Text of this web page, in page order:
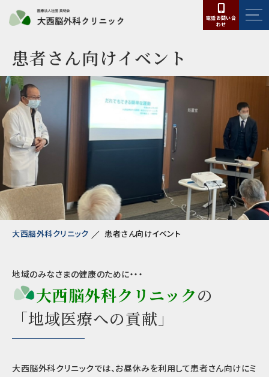
電話お問い合
わせ
患者さん向けイベント
大西脳外科クリニック 患者さん向けイベント
地域のみなさまの健康のために・・・
大西脳外科クリニックの
「地域医療への貢献」
大西脳外科クリニックでは、お昼休みを利用して患者さん向けにミ